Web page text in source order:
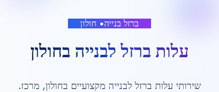
ברזל בנייה• חולון
עלות ברזל לבנייה בחולון
שירותי עלות ברזל לבנייה מקצועיים בחולון, מרכז.